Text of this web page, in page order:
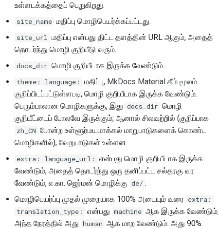
உள்ளடக்கத்தைப் பெறுகிறது.
site_name மதிப்பு மொழிபெயர்க்கப்பட்டது.
site_url மதிப்பு என்பது திட்ட தளத்தின் URL ஆகும், அதைத்
தொடர்ந்து மொழி குறியீடு வரும்.
docs_dir மொழி குறியீடாக இருக்க வேண்டும்.
theme: language: மதிப்பு, MkDocs Material தீம் மூலம்
குறிப்பிடப்பட்டுள்ளபடி, மொழி குறியீடாக இருக்க வேண்டும்.
பெரும்பாலான மொழிகளுக்கு, இது docs_dir மொழி
குறியீட்டைப் போலவே இருக்கும்; ஆனால் சிலவற்றில் (குறிப்பாக
zh_CN போன்ற உள்ளூர்மயமாக்கல் மாறுபாடுகளைக் கொண்ட
மொழிகளில்), வேறுபாடுகள் உள்ளன.
extra: language_url:
என்பது மொழி குறியீடாக இருக்க
வேண்டும், அதைத் தொடர்ந்து ஒரு தனிப்பட்ட சல்தரகு வர
வேண்டும், எ.கா. ஜெர்மன் மொழிக்கு de/ .
மொழிபெயர்ப்பு முதல் முறையாக 100% அடையும் வரை extra:
translation_type:
என்பது machine ஆக இருக்க
அந்த நேரத்தில் அது human ஆக மாற வேண்டும். அது 90%